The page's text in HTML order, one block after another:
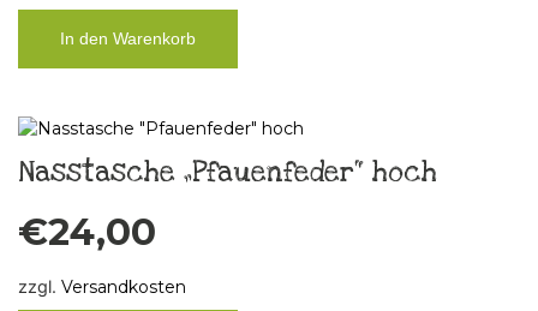
In den Warenkorb
Nasstasche „Pfauenfeder“ hoch
€24,00
zzgl. Versandkosten